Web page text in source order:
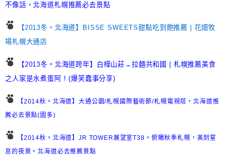
不像話，北海道札幌推薦必去景點
【2013冬。北海道】BISSE SWEETS甜點吃到飽推薦 | 花畑牧
場札幌大通店
【2013冬。北海道跨年】白樺山莊→拉麵共和國 | 札幌推薦美食
之人家是水煮蛋阿 ! (爆笑蠢事分享)
【2014秋。北海道】大通公園/札幌國際藝術節/札幌電視塔，北海道推
薦必去景點(圖多)
【2014秋。北海道】JR TOWER展望室T38。俯瞰秋季札幌，美到窒
息的夜景。北海道必去推薦景點